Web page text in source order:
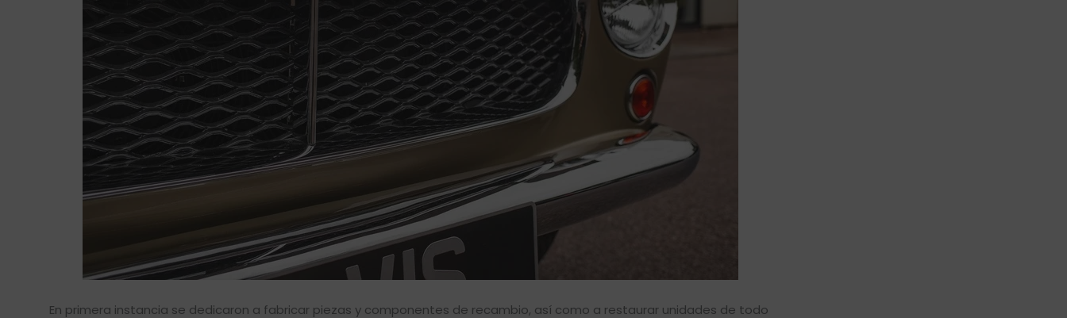
En primera instancia se dedicaron a fabricar piezas y componentes de recambio, así como a restaurar unidades de todo